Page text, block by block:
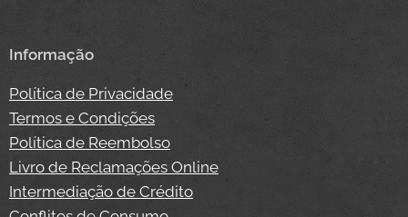
Informação
Política de Privacidade
Termos e Condições
Política de Reembolso
Livro de Reclamações Online
Intermediação de Crédito